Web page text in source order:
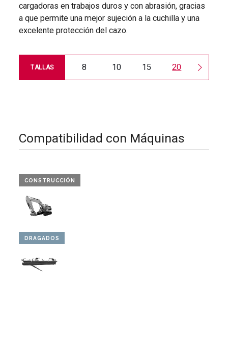
cargadoras en trabajos duros y con abrasión, gracias
a que permite una mejor sujeción a la cuchilla y una
excelente protección del cazo.
TALLAS 8 10 15 20
Compatibilidad con Máquinas
CONSTRUCCIÓN
DRAGADOS